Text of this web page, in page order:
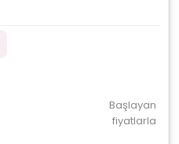
Başlayan
fiyatlarla